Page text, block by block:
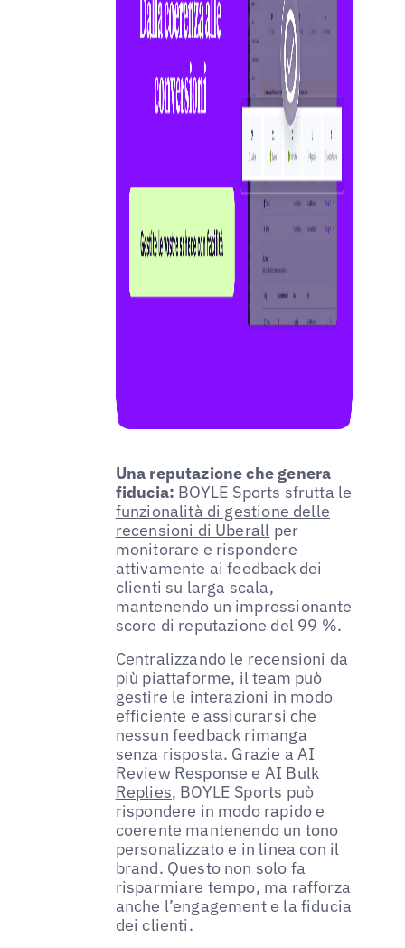
Una reputazione che genera
fiducia: BOYLE Sports sfrutta le
funzionalità di gestione delle
recensioni di Uberall per
monitorare e rispondere
attivamente ai feedback dei
clienti su larga scala,
mantenendo un impressionante
score di reputazione del 99 %.
Centralizzando le recensioni da
più piattaforme, il team può
gestire le interazioni in modo
efficiente e assicurarsi che
nessun feedback rimanga
senza risposta. Grazie aAI
Review Response e AI Bulk
Replies, BOYLE Sports può
rispondere in modo rapido e
coerente mantenendo un tono
personalizzato e in linea con il
brand. Questo non solo fa
risparmiare tempo, ma rafforza
anche l’engagement e la fiducia
dei clienti.